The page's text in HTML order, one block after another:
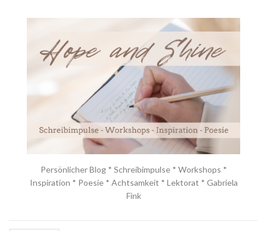
Persönlicher Blog * Schreibimpulse * Workshops *
Inspiration * Poesie * Achtsamkeit * Lektorat * Gabriela
Fink